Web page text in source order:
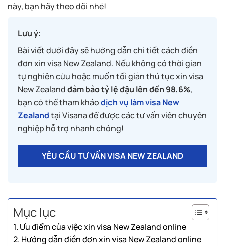
này, bạn hãy theo dõi nhé!
Lưu ý:
Bài viết dưới đây sẽ hướng dẫn chi tiết cách điền
đơn xin visa New Zealand. Nếu không có thời gian
tự nghiên cứu hoặc muốn tối giản thủ tục xin visa
New Zealandđảm bảo tỷ lệ đậu lên đến 98,6%,
bạn có thể tham khảodịch vụ làm visa New
Zealandtại Visana để được các tư vấn viên chuyên
nghiệp hỗ trợ nhanh chóng!
YÊU CẦU TƯ VẤN VISA NEW ZEALAND
Mục lục
1. Ưu điểm của việc xin visa New Zealand online
2. Hướng dẫn điền đơn xin visa New Zealand online